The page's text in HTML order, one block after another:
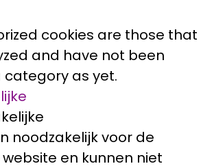
cookies are those that
and have not been
as yet.
noodzakelijk voor de
en kunnen niet